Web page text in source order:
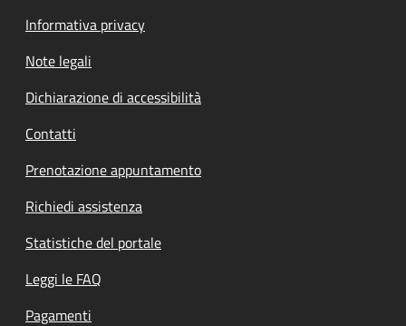
Informativa privacy
Note legali
Dichiarazione di accessibilità
Contatti
Prenotazione appuntamento
Richiedi assistenza
Statistiche del portale
Leggi le FAQ
Pagamenti